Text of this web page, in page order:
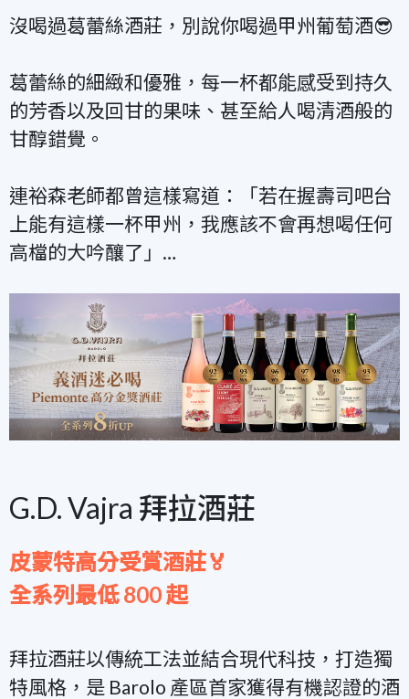
沒喝過葛蕾絲酒莊，別說你喝過甲州葡萄酒😎
葛蕾絲的細緻和優雅，每一杯都能感受到持久
的芳香以及回甘的果味、甚至給人喝清酒般的
甘醇錯覺。
連裕森老師都曾這樣寫道：「若在握壽司吧台
上能有這樣一杯甲州，我應該不會再想喝任何
高檔的大吟釀了」…
G.D. Vajra 拜拉酒莊
皮蒙特高分受賞酒莊🏅
全系列最低 800 起
拜拉酒莊以傳統工法並結合現代科技，打造獨
特風格，是 Barolo 產區首家獲得有機認證的酒